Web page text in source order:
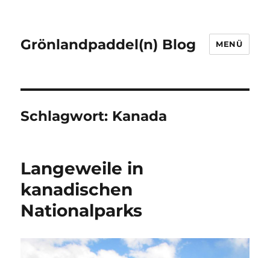
Grönlandpaddel(n) Blog MENÜ
Schlagwort: Kanada
Langeweile in
kanadischen
Nationalparks